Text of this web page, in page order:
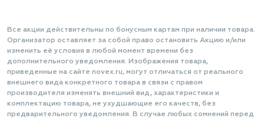
Все акции действительны по бонусным картам при наличии товара.
Организатор оставляет за собой право остановить Акцию и/или
изменить её условия в любой момент времени без
дополнительного уведомления. Изображения товара,
приведенные на сайте novex.ru, могут отличаться от реального
внешнего вида конкретного товара в связи с правом
производителя изменять внешний вид, характеристики и
комплектацию товара, не ухудшающие его качеств, без
предварительного уведомления. В случае любых сомнений перед